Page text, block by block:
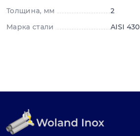
Толщина, мм
2
Марка стали
AISI 430